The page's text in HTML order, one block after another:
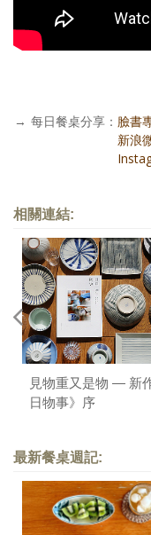
→ 每日餐桌分享： 臉書
新浪
相關連結:
見物重又是物 — 新
日物事》序
最新餐桌週記: